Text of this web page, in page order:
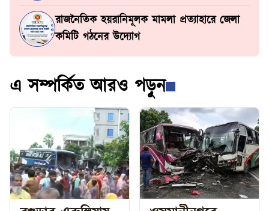
রাজনৈতিক হয়রানিমূলক মামলা প্রত্যাহারে জেলা
কমিটি গঠনের উদ্যোগ
এ সম্পর্কিত আরও পড়ুন